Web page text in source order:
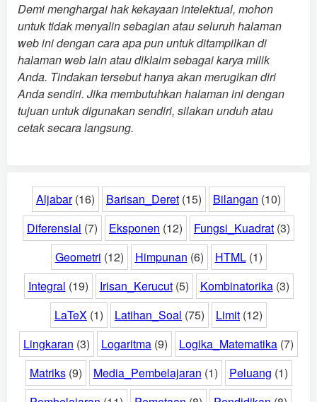
Demi menghargai hak kekayaan intelektual, mohon
untuk tidak menyalin sebagian atau seluruh halaman
web ini dengan cara apa pun untuk ditampilkan di
halaman web lain atau diklaim sebagai karya milik
Anda. Tindakan tersebut hanya akan merugikan diri
Anda sendiri. Jika membutuhkan halaman ini dengan
tujuan untuk digunakan sendiri, silakan unduh atau
cetak secara langsung.
Aljabar (16) Barisan_Deret (15) Bilangan (10)
Diferensial (7) Eksponen (12) Fungsi_Kuadrat (3)
Geometri (12) Himpunan (6) HTML (1)
Integral (19) Irisan_Kerucut (5) Kombinatorika (3)
LaTeX (1) Latihan_Soal (75) Limit (12)
Lingkaran (3) Logaritma (9) Logika_Matematika (7)
Matriks (9) Media_Pembelajaran (1) Peluang (1)